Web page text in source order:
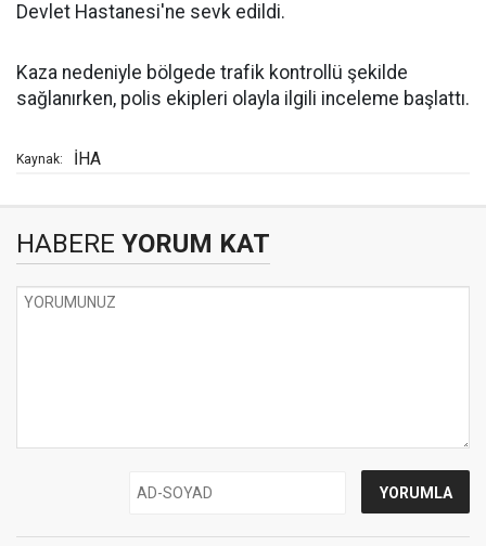
Devlet Hastanesi'ne sevk edildi.
Kaza nedeniyle bölgede trafik kontrollü şekilde
sağlanırken, polis ekipleri olayla ilgili inceleme başlattı.
Kaynak: İHA
HABERE YORUM KAT